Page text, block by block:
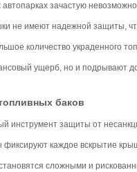
зачастую
не имеют надежной защиты,
количество украденного
ущерб, но и подрывают
баков
защиты от
каждое вскрытие
сложными и